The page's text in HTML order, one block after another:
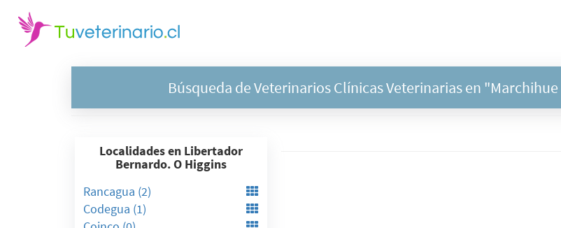
Búsqueda de Veterinarios Clínicas Veterinarias en "Marchihue
Localidades en Libertador
Bernardo. O Higgins
Rancagua (2)
Codegua (1)